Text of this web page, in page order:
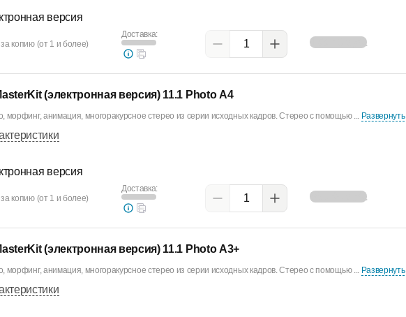
версия
копию (от 1 и более)
Доставка:
166,75 руб.
(электронная версия) 11.1 Photo А4
морфинг, анимация, многоракурсное стерео из серии исходных кадров. Стерео с помощью ... Развернуть
версия
копию (от 1 и более)
Доставка:
995,84 руб.
(электронная версия) 11.1 Photo А3+
морфинг, анимация, многоракурсное стерео из серии исходных кадров. Стерео с помощью ... Развернуть